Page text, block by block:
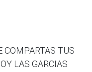
COMPARTAS TUS
LAS GARCIAS